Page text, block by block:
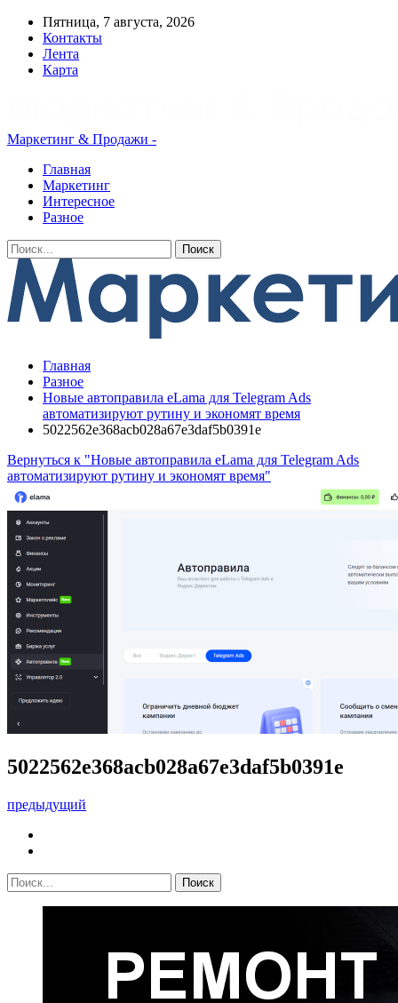
Пятница, 7 августа, 2026
Контакты
Лента
Карта
Маркетинг & Продажи -
Главная
Маркетинг
Интересное
Разное
Главная
Разное
Новые автоправила eLama для Telegram Ads
автоматизируют рутину и экономят время
5022562e368acb028a67e3daf5b0391e
Вернуться к "Новые автоправила eLama для Telegram Ads
автоматизируют рутину и экономят время"
5022562e368acb028a67e3daf5b0391e
предыдущий